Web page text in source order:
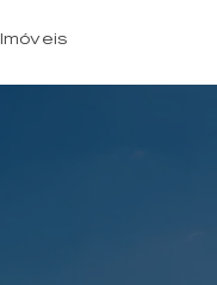
Imóveis